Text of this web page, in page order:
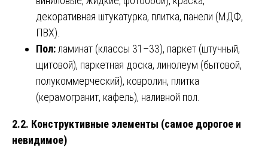
декоративная штукатурка, плитка, панели (МДФ,
ПВХ).
Пол:ламинат (классы 31–33), паркет (штучный,
щитовой), паркетная доска, линолеум (бытовой,
полукоммерческий), ковролин, плитка
(керамогранит, кафель), наливной пол.
2.2. Конструктивные элементы (самое дорогое и
невидимое)